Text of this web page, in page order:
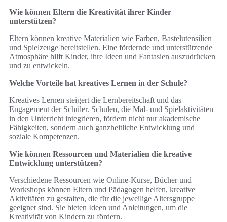
Wie können Eltern die Kreativität ihrer Kinder
unterstützen?
Eltern können kreative Materialien wie Farben, Bastelutensilien
und Spielzeuge bereitstellen. Eine fördernde und unterstützende
Atmosphäre hilft Kinder, ihre Ideen und Fantasien auszudrücken
und zu entwickeln.
Welche Vorteile hat kreatives Lernen in der Schule?
Kreatives Lernen steigert die Lernbereitschaft und das
Engagement der Schüler. Schulen, die Mal- und Spielaktivitäten
in den Unterricht integrieren, fördern nicht nur akademische
Fähigkeiten, sondern auch ganzheitliche Entwicklung und
soziale Kompetenzen.
Wie können Ressourcen und Materialien die kreative
Entwicklung unterstützen?
Verschiedene Ressourcen wie Online-Kurse, Bücher und
Workshops können Eltern und Pädagogen helfen, kreative
Aktivitäten zu gestalten, die für die jeweilige Altersgruppe
geeignet sind. Sie bieten Ideen und Anleitungen, um die
Kreativität von Kindern zu fördern.